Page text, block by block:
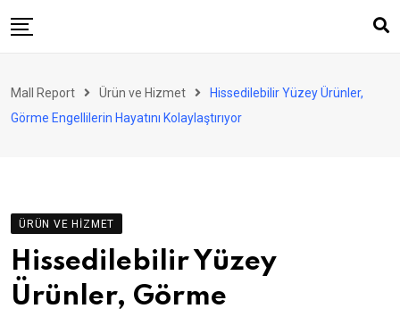
to
Perakende
Ürün ve Hizmet
Enerji
Haber
Mall Report Ürün ve Hizmet
Hissedilebilir Yüzey Ürünler,
Görme Engellilerin Hayatını Kolaylaştırıyor
ÜRÜN VE HIZMET
Hissedilebilir Yüzey
Ürünler, Görme